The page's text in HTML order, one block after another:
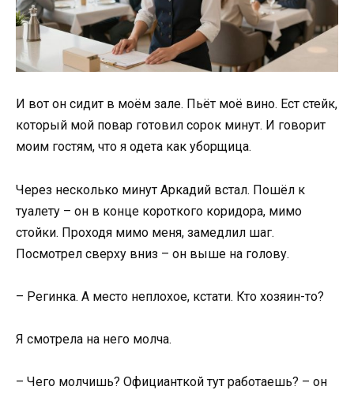
И вот он сидит в моём зале. Пьёт моё вино. Ест стейк,
который мой повар готовил сорок минут. И говорит
моим гостям, что я одета как уборщица.
Через несколько минут Аркадий встал. Пошёл к
туалету – он в конце короткого коридора, мимо
стойки. Проходя мимо меня, замедлил шаг.
Посмотрел сверху вниз – он выше на голову.
– Регинка. А место неплохое, кстати. Кто хозяин-то?
Я смотрела на него молча.
– Чего молчишь? Официанткой тут работаешь? – он